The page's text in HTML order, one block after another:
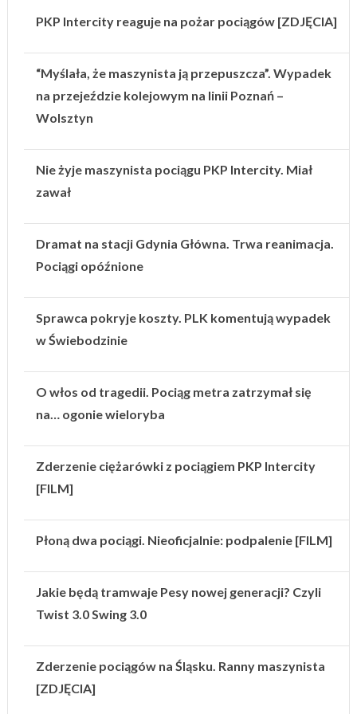
PKP Intercity reaguje na pożar pociągów [ZDJĘCIA]
“Myślała, że maszynista ją przepuszcza”. Wypadek
na przejeździe kolejowym na linii Poznań –
Wolsztyn
Nie żyje maszynista pociągu PKP Intercity. Miał
zawał
Dramat na stacji Gdynia Główna. Trwa reanimacja.
Pociągi opóźnione
Sprawca pokryje koszty. PLK komentują wypadek
w Świebodzinie
O włos od tragedii. Pociąg metra zatrzymał się
na… ogonie wieloryba
Zderzenie ciężarówki z pociągiem PKP Intercity
[FILM]
Płoną dwa pociągi. Nieoficjalnie: podpalenie [FILM]
Jakie będą tramwaje Pesy nowej generacji? Czyli
Twist 3.0 Swing 3.0
Zderzenie pociągów na Śląsku. Ranny maszynista
[ZDJĘCIA]